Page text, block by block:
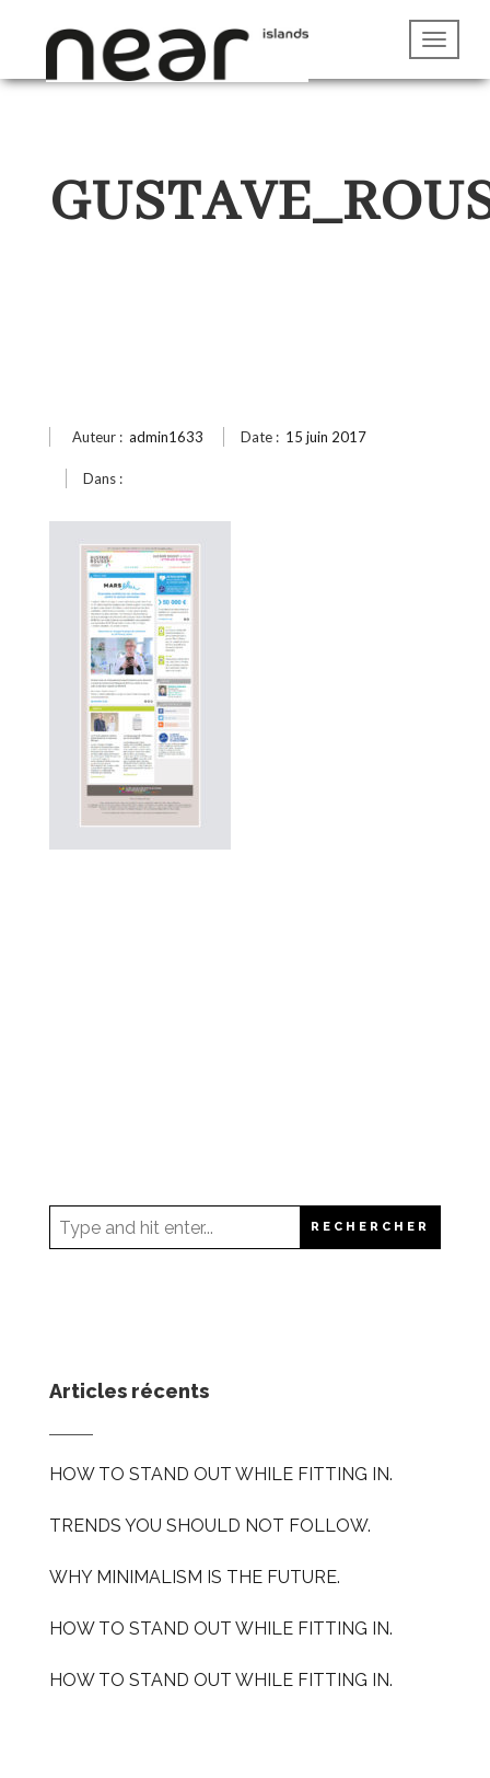
Auteur : admin1633 Date : 15 juin 2017
Dans :
Articles récents
HOW TO STAND OUT WHILE FITTING IN.
TRENDS YOU SHOULD NOT FOLLOW.
WHY MINIMALISM IS THE FUTURE.
HOW TO STAND OUT WHILE FITTING IN.
HOW TO STAND OUT WHILE FITTING IN.